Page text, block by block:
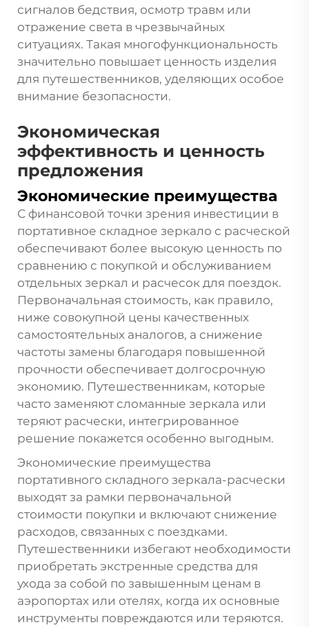
сигналов бедствия, осмотр травм или
отражение света в чрезвычайных
ситуациях. Такая многофункциональность
значительно повышает ценность изделия
для путешественников, уделяющих особое
внимание безопасности.
Экономическая
эффективность и ценность
предложения
Экономические преимущества
С финансовой точки зрения инвестиции в
портативное складное зеркало с расческой
обеспечивают более высокую ценность по
сравнению с покупкой и обслуживанием
отдельных зеркал и расчесок для поездок.
Первоначальная стоимость, как правило,
ниже совокупной цены качественных
самостоятельных аналогов, а снижение
частоты замены благодаря повышенной
прочности обеспечивает долгосрочную
экономию. Путешественникам, которые
часто заменяют сломанные зеркала или
теряют расчески, интегрированное
решение покажется особенно выгодным.
Экономические преимущества
портативного складного зеркала-расчески
выходят за рамки первоначальной
стоимости покупки и включают снижение
расходов, связанных с поездками.
Путешественники избегают необходимости
приобретать экстренные средства для
ухода за собой по завышенным ценам в
аэропортах или отелях, когда их основные
инструменты повреждаются или теряются.